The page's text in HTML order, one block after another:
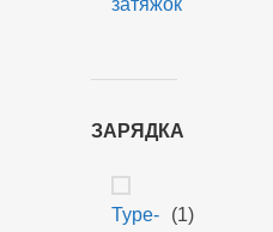
ЗАРЯДКА
Type-
(1)